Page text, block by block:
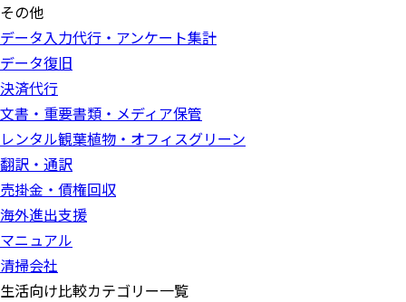
その他
データ入力代行・アンケート集計
データ復旧
決済代行
文書・重要書類・メディア保管
レンタル観葉植物・オフィスグリーン
翻訳・通訳
売掛金・債権回収
海外進出支援
マニュアル
清掃会社
生活向け比較カテゴリー一覧